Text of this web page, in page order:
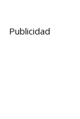
Publicidad